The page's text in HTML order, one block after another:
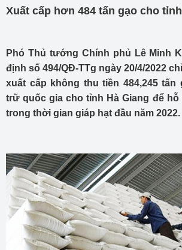
Xuất cấp hơn 484 tấn gạo cho
Phó Thủ tướng Chính phủ Lê Minh
định số 494/QĐ-TTg ngày 20/4/2022
xuất cấp không thu tiền 484,245
trữ quốc gia cho tỉnh Hà Giang để
trong thời gian giáp hạt đầu năm 2022.